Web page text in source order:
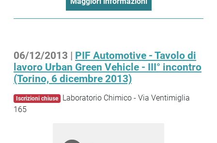
06/12/2013 | PIF Automotive - Tavolo di
lavoro Urban Green Vehicle - III° incontro
(Torino, 6 dicembre 2013)
Iscrizioni chiuse Laboratorio Chimico - Via Ventimiglia
165